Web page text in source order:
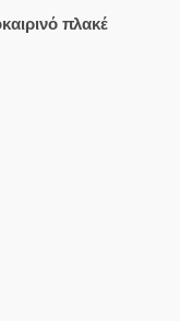
πλακέ